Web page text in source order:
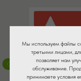
Мы используем файлы
третьими лицами,
позволяет нам
обслуживание.
принимаете условия